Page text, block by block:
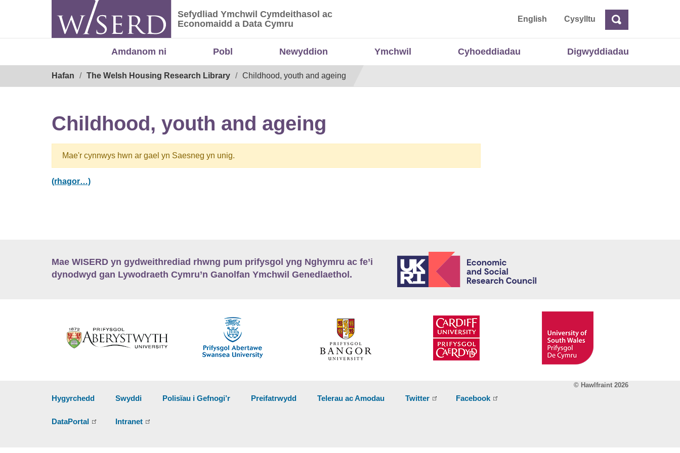
Sefydliad Ymchwil Cymdeithasol ac Economaidd a Data Cymru
Sefydliad Ymchwil Cymdeithasol ac
Economaidd a Data Cymru
English CysylltuChwilio
Amdanom ni Pobl Newyddion Ymchwil Cyhoeddiadau Digwyddiadau
Hafan The Welsh Housing Research Library Childhood, youth and ageing
Childhood, youth and ageing
Mae'r cynnwys hwn ar gael yn Saesneg yn unig.
(rhagor…)
Mae WISERD yn gydweithrediad rhwng pum prifysgol yng Nghymru ac fe’i
dynodwyd gan Lywodraeth Cymru’n Ganolfan Ymchwil Genedlaethol.
Hygyrchedd Swyddi Polisïau i Gefnogi’r Preifatrwydd Telerau ac Amodau Twitter Facebook
DataPortal Intranet
© Hawlfraint 2026